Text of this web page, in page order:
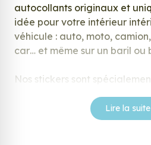
autocollants originaux et
idée pour votre intérieur
véhicule : auto, moto,
car… et même sur un baril ou
Nos stickers sont
notre large gamme deLire la suite